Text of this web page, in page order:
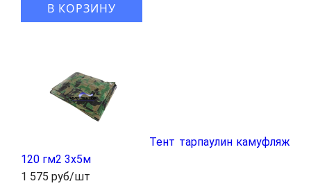
В КОРЗИНУ
Тент тарпаулин камуфляж
120 гм2 3x5м
1 575 руб/шт